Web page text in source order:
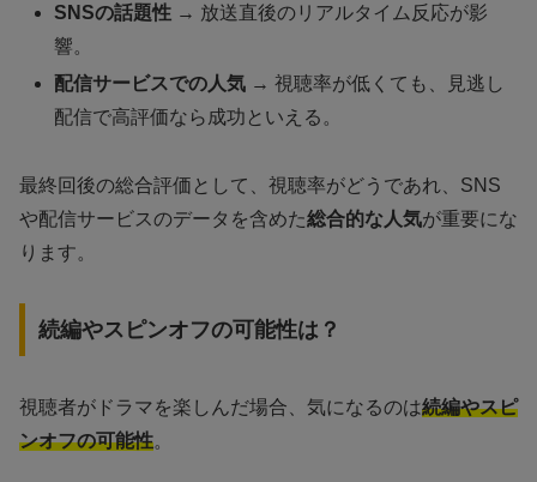
SNSの話題性 → 放送直後のリアルタイム反応が影
響。
配信サービスでの人気 → 視聴率が低くても、見逃し
配信で高評価なら成功といえる。
最終回後の総合評価として、視聴率がどうであれ、SNS
や配信サービスのデータを含めた総合的な人気が重要にな
ります。
続編やスピンオフの可能性は？
視聴者がドラマを楽しんだ場合、気になるのは続編やスピ
ンオフの可能性。